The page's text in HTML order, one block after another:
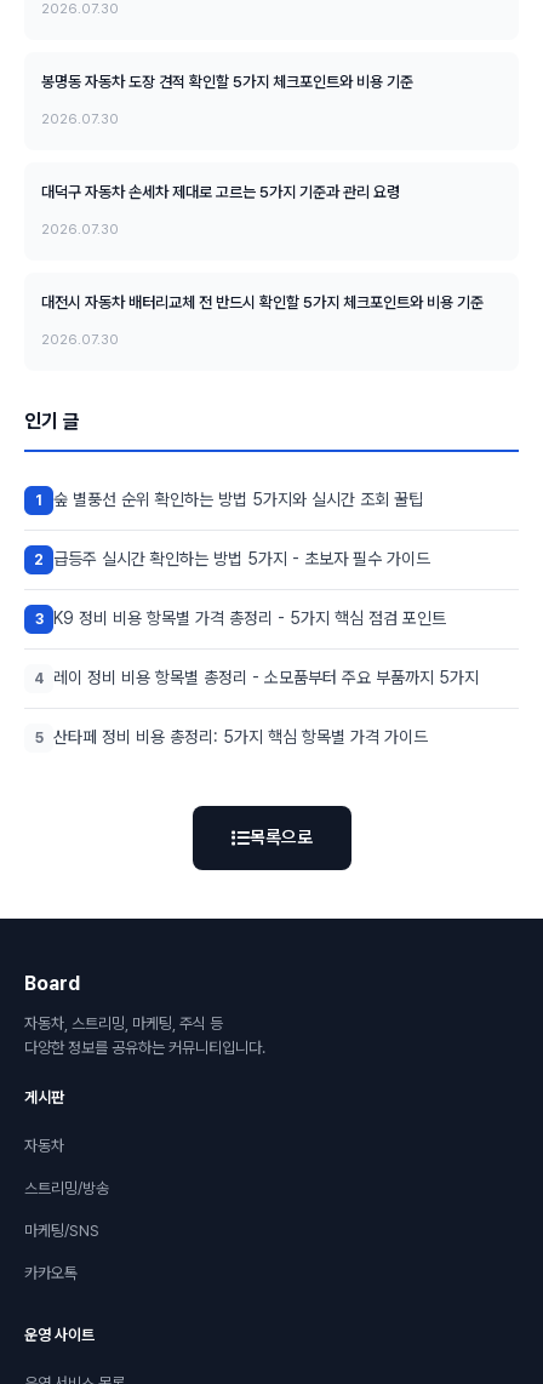
2026.07.30
봉명동 자동차 도장 견적 확인할 5가지 체크포인트와 비용 기준
2026.07.30
대덕구 자동차 손세차 제대로 고르는 5가지 기준과 관리 요령
2026.07.30
대전시 자동차 배터리교체 전 반드시 확인할 5가지 체크포인트와 비용 기준
2026.07.30
인기 글
1 숲 별풍선 순위 확인하는 방법 5가지와 실시간 조회 꿀팁
2 급등주 실시간 확인하는 방법 5가지 - 초보자 필수 가이드
3 K9 정비 비용 항목별 가격 총정리 - 5가지 핵심 점검 포인트
4 레이 정비 비용 항목별 총정리 - 소모품부터 주요 부품까지 5가지
5 산타페 정비 비용 총정리: 5가지 핵심 항목별 가격 가이드
목록으로
Board
자동차, 스트리밍, 마케팅, 주식 등
다양한 정보를 공유하는 커뮤니티입니다.
게시판
자동차
스트리밍/방송
마케팅/SNS
카카오톡
운영 사이트